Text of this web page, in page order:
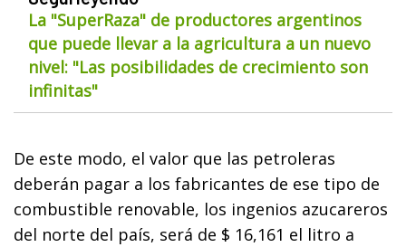
La "SuperRaza" de productores argentinos
que puede llevar a la agricultura a un nuevo
nivel: "Las posibilidades de crecimiento son
infinitas"
De este modo, el valor que las petroleras
deberán pagar a los fabricantes de ese tipo de
combustible renovable, los ingenios azucareros
del norte del país, será de $ 16,161 el litro a